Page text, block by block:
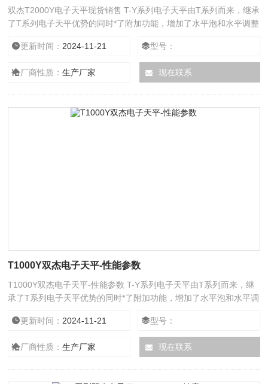
双杰T2000Y电子天平现货销售 T-Y系列电子天平由T系列而来，继承
了T系列电子天平优势的同时*了附加功能，增加了水平泡和水平调整
性得到Z大限度保证的同时成本亦得到很好的控制，因而产品质优价
更新时间： 2024-11-21 型号：
厂商性质：生产厂家 现在联系
T1000Y双杰电子天平-性能参数
T1000Y双杰电子天平-性能参数 T-Y系列电子天平由T系列而来，继
承了T系列电子天平优势的同时*了附加功能，增加了水平泡和水平调
靠性得到Z大限度保证的同时成本亦得到很好的控制，因而产品质优
更新时间： 2024-11-21 型号：
厂商性质：生产厂家 现在联系